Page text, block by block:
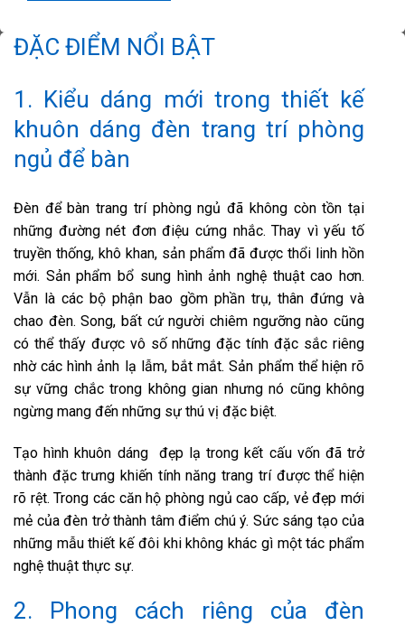
ĐẶC ĐIỂM NỔI BẬT
1. Kiểu dáng mới trong thiết kế
khuôn dáng đèn trang trí phòng
ngủ để bàn
Đèn để bàn trang trí phòng ngủ đã không còn tồn tại
những đường nét đơn điệu cứng nhắc. Thay vì yếu tố
truyền thống, khô khan, sản phẩm đã được thổi linh hồn
mới. Sản phẩm bổ sung hình ảnh nghệ thuật cao hơn.
Vẫn là các bộ phận bao gồm phần trụ, thân đứng và
chao đèn. Song, bất cứ người chiêm ngưỡng nào cũng
có thể thấy được vô số những đặc tính đặc sắc riêng
nhờ các hình ảnh lạ lẫm, bắt mắt. Sản phẩm thể hiện rõ
sự vững chắc trong không gian nhưng nó cũng không
ngừng mang đến những sự thú vị đặc biệt.
Tạo hình khuôn dáng đẹp lạ trong kết cấu vốn đã trở
thành đặc trưng khiến tính năng trang trí được thể hiện
rõ rệt. Trong các căn hộ phòng ngủ cao cấp, vẻ đẹp mới
mẻ của đèn trở thành tâm điểm chú ý. Sức sáng tạo của
những mẫu thiết kế đôi khi không khác gì một tác phẩm
nghệ thuật thực sự.
2. Phong cách riêng của đèn